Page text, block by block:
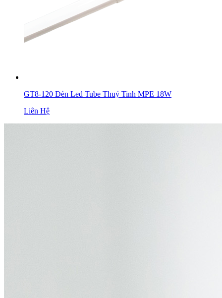
GT8-120 Đèn Led Tube Thuỷ Tinh MPE 18W
Liên Hệ